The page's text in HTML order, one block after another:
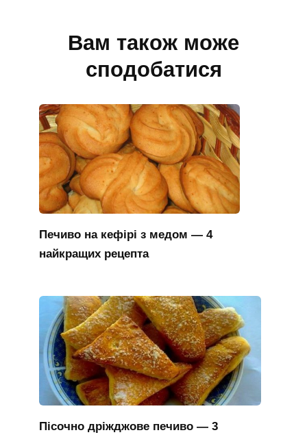
Вам також може
сподобатися
Печиво на кефірі з медом — 4
найкращих рецепта
Пісочно дріжджове печиво — 3